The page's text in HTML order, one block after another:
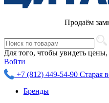
Продаём
Для того, чтобы увидеть
Войти
+7 (812) 449-54-90 Старая
Бренды